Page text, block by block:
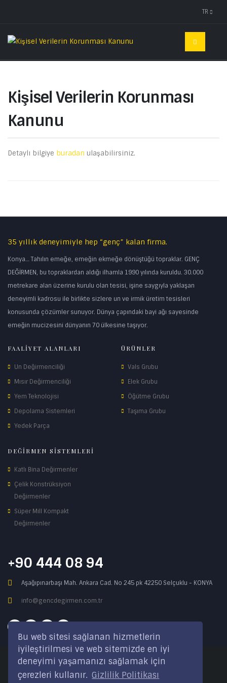
Bu web sitesi sağlanan hizmetlerin
iyileştirilmesi ve web sitemizde en iyi
deneyimi yaşamanızı sağlamak için
çerezleri kullanır. Gizlilik Politikası
TR
Kişisel Verilerin Korunması
Kanunu
Detaylı bilgiye buradan ulaşabilirsiniz.
35 yıllık deneyimiyle hep “genç” kalan firma.
Konya… Tahılın emeğe, emeğin ekmeğe dönüştüğü topraklar. GENÇ
DEĞİRMEN, bu topraklardan aldığı ilhamla 1990 yılında kuruldu. 30.000
metrekare alan üzerine kurulu olan tesisi, işine saygıyla yaklaşan
deneyimli kadrosu ile birlikte sizlere un ve irmik üretim tesisleri
konusunda çözümler sunuyor. Dünya çapındaki bayi ağı sayesinde
emeğin mucizesini dünyanın 70 ülkesine taşıyor.
FAALİYET ALANLARI
Un Değirmenciliği
Mısır Değirmenciliği
Yem Teknolojisi
Depolama Sistemleri
Yedek Parça
ÜRÜNLER
Vals Grubu
Elek Grubu
Öğütme Grubu
Taşıma Grubu
DEĞİRMEN SİSTEMLERİ
Katlı Bina Değirmenler
Çelik Konstrüksiyon
Değirmenler
Süper Mill Kompakt
Değirmenler
+90 444 08 94
Aşağıpınarbaşı Mah. Ankara Cad. No 245 pk 42250 Selçuklu - KONYA
info@gencdegirmen.com.tr
Copyright © 2020 Genç Değirmen Tüm hakları saklıdır.